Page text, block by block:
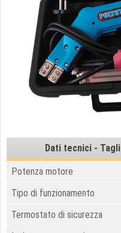
Dati tecnici -
Potenza motore
Tipo di funzionamento
Termostato di sicurezza